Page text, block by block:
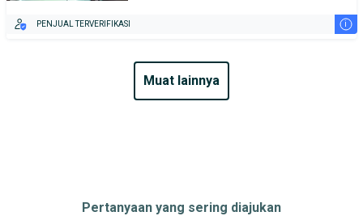
PENJUAL TERVERIFIKASI i
muat lainnya
Pertanyaan yang sering diajukan